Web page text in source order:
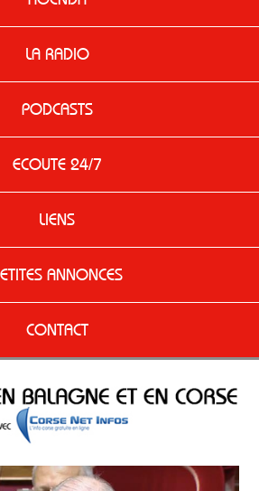
LA RADIO
PODCASTS
ECOUTE 24/7
LIENS
ANNONCES
CONTACT